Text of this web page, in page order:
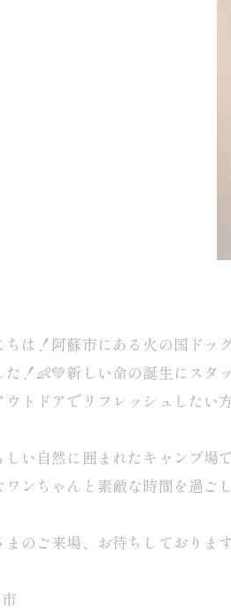
ちは！阿蘇市にある火の国ドッ
た！👶💚新しい命の誕生にスタ
ウトドアでリフレッシュしたい
しい自然に囲まれたキャンプ場
ンちゃんと素敵な時間を過ごし
まのご来場、お待ちしておりま